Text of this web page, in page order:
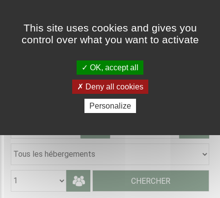
This site uses cookies and gives you
control over what you want to activate
OK, accept all
Deny all cookies
Personalize